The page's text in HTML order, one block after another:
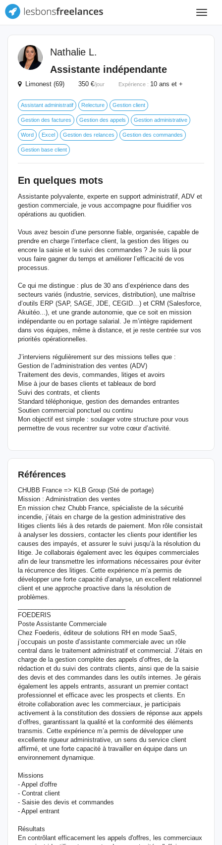
Toggle
Nathalie L.
Assistante indépendante
Limonest (69) 350 €/jour Expérience : 10 ans et +
Assistant administratif Relecture Gestion client
Gestion des factures Gestion des appels Gestion administrative
Word Excel Gestion des relances Gestion des commandes
Gestion base client
En quelques mots
Assistante polyvalente, experte en support administratif, ADV et
gestion commerciale, je vous accompagne pour fluidifier vos
opérations au quotidien.
Vous avez besoin d’une personne fiable, organisée, capable de
prendre en charge l’interface client, la gestion des litiges ou
encore la saisie et le suivi des commandes ? Je suis là pour
vous faire gagner du temps et améliorer l’efficacité de vos
processus.
Ce qui me distingue : plus de 30 ans d’expérience dans des
secteurs variés (industrie, services, distribution), une maîtrise
d’outils ERP (SAP, SAGE, JDE, CEGID…) et CRM (Salesforce,
Akuitéo...), et une grande autonomie, que ce soit en mission
indépendante ou en portage salarial. Je m’intègre rapidement
dans vos équipes, même à distance, et je reste centrée sur vos
priorités opérationnelles.
J’interviens régulièrement sur des missions telles que :
Gestion de l’administration des ventes (ADV)
Traitement des devis, commandes, litiges et avoirs
Mise à jour de bases clients et tableaux de bord
Suivi des contrats, et clients
Standard téléphonique, gestion des demandes entrantes
Soutien commercial ponctuel ou continu
Mon objectif est simple : soulager votre structure pour vous
permettre de vous recentrer sur votre cœur d’activité.
Références
CHUBB France => KLB Group (Sté de portage)
Mission : Administration des ventes
En mission chez Chubb France, spécialiste de la sécurité
incendie, j’étais en charge de la gestion administrative des
litiges clients liés à des retards de paiement. Mon rôle consistait
à analyser les dossiers, contacter les clients pour identifier les
causes des impayés, et assurer le suivi jusqu’à la résolution du
litige. Je collaborais également avec les équipes commerciales
afin de leur transmettre les informations nécessaires pour éviter
la récurrence des litiges. Cette expérience m’a permis de
développer une forte capacité d’analyse, un excellent relationnel
client et une approche proactive dans la résolution de
problèmes.
FOEDERIS
Poste Assistante Commerciale
Chez Foederis, éditeur de solutions RH en mode SaaS,
j’occupais un poste d’assistante commerciale avec un rôle
central dans le traitement administratif et commercial. J’étais en
charge de la gestion complète des appels d’offres, de la
rédaction et du suivi des contrats clients, ainsi que de la saisie
des devis et des commandes dans les outils internes. Je gérais
également les appels entrants, assurant un premier contact
professionnel et efficace avec les prospects et clients. En
étroite collaboration avec les commerciaux, je participais
activement à la constitution des dossiers de réponse aux appels
d’offres, garantissant la qualité et la conformité des éléments
transmis. Cette expérience m’a permis de développer une
excellente rigueur administrative, un sens du service client
affirmé, et une forte capacité à travailler en équipe dans un
environnement dynamique.
Missions
- Appel d'offre
- Contrat client
- Saisie des devis et commandes
- Appel entrant
Résultats
En contrôlant efficacement les appels d'offres, les commerciaux